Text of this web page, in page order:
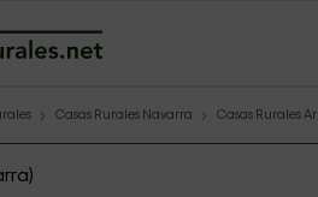
Casas Rurales Navarra Casas Rurales